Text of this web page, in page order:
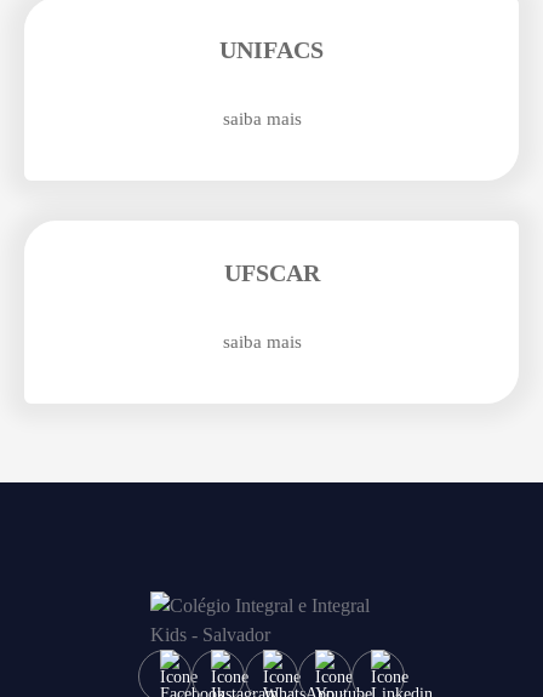
UNIFACS
saiba mais
UFSCAR
saiba mais